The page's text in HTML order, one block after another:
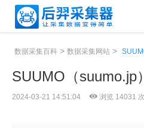
数据采集百科 > 数据采集网站 >
SUUMO（suumo.jp）
2024-03-21 14:51:04 浏览 14031 次